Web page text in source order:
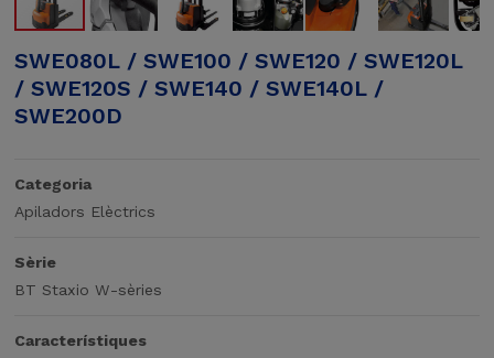
SWE080L / SWE100 / SWE120 / SWE120L
/ SWE120S / SWE140 / SWE140L /
SWE200D
Categoria
Apiladors Elèctrics
Sèrie
BT Staxio W-sèries
Característiques